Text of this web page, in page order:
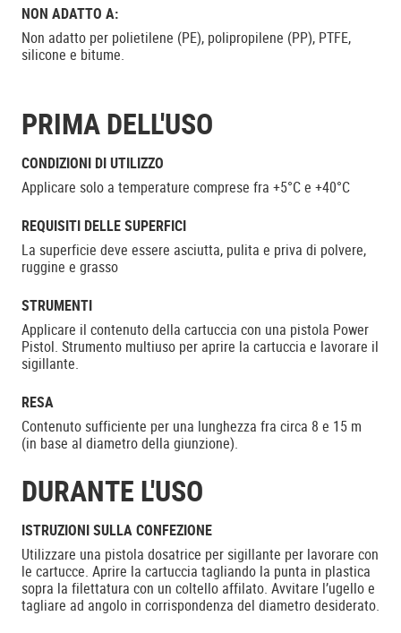
NON ADATTO A:
Non adatto per polietilene (PE), polipropilene (PP), PTFE,
silicone e bitume.
PRIMA DELL'USO
CONDIZIONI DI UTILIZZO
Applicare solo a temperature comprese fra +5°C e +40°C
REQUISITI DELLE SUPERFICI
La superficie deve essere asciutta, pulita e priva di polvere,
ruggine e grasso
STRUMENTI
Applicare il contenuto della cartuccia con una pistola Power
Pistol. Strumento multiuso per aprire la cartuccia e lavorare il
sigillante.
RESA
Contenuto sufficiente per una lunghezza fra circa 8 e 15 m
(in base al diametro della giunzione).
DURANTE L'USO
ISTRUZIONI SULLA CONFEZIONE
Utilizzare una pistola dosatrice per sigillante per lavorare con
le cartucce. Aprire la cartuccia tagliando la punta in plastica
sopra la filettatura con un coltello affilato. Avvitare l’ugello e
tagliare ad angolo in corrispondenza del diametro desiderato.